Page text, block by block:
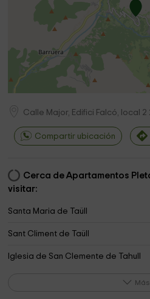
Calle Major, Edifici Falcó, local 2
Compartir ubicación
Cerca de Apartamentos
visitar:
Santa Maria de Taüll
Sant Climent de Taüll
Iglesia de San Clemente de Tahull
Más